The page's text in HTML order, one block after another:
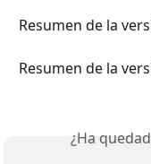
Resumen de la
Resumen de la
¿Ha